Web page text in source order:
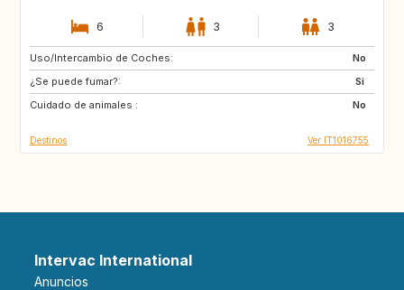
6 3 3
Uso/Intercambio de Coches:
No
¿Se puede fumar?:
Si
Cuidado de animales :
No
GB
ES
AT
Destinos Ver IT1016755
Intervac International
Anuncios